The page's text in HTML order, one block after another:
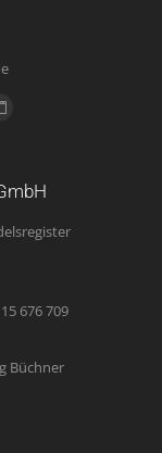
676 709
Büchner